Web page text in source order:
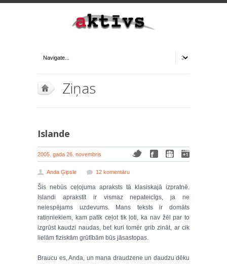
Ziņas
Islande
2005. gada 26. novembris
Anda Ģipsle 12 komentāru
Šis nebūs ceļojuma apraksts tā klasiskajā izpratnē.
Islandi aprakstīt ir vismaz nepateicīgs, ja ne
neiespējams uzdevums. Mans teksts ir domāts
ratiņniekiem, kam patīk ceļot tik ļoti, ka nav žēl par to
izgrūst kaudzi naudas, bet kuri tomēr grib zināt, ar cik
lielām fiziskām grūtībām būs jāsastopas.
Braucu es, Anda, un mana draudzene un daudzu dēku